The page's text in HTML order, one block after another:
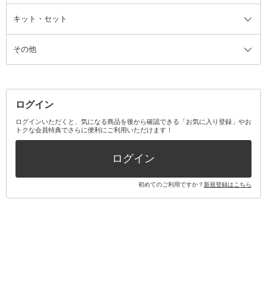
ファンデーション・パウダーケー
ス
ミラー・鏡
アロマキャンドル
消臭剤・芳香剤
その他美容家電
レッグウェア
オーラルケア全て
歯ブラシ
その他オーラルケア
キット・セット
キット・セット全て
ボディケアキット
その他キット・セット
その他
ログイン
ログインいただくと、気になる商品を後から確認できる「お気に入り登録」やお
トクな会員特典でさらに便利にご利用いただけます！
ログイン
初めてのご利用ですか？新規登録はこちら